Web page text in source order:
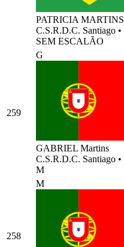
PATRICIA MARTINS
C.S.R.D.C. Santiago •
SEM ESCALÃO
259
G
GABRIEL Martins
C.S.R.D.C. Santiago •
M
258
M